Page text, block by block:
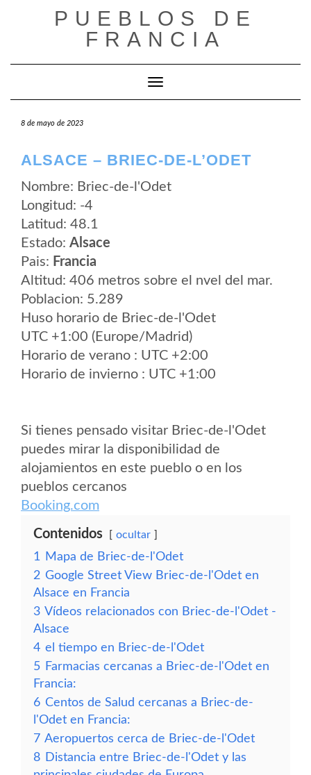
PUEBLOS DE
FRANCIA
Cambiar modo de navegación
8 de mayo de 2023
ALSACE – BRIEC-DE-L’ODET
Nombre: Briec-de-l'Odet
Longitud: -4
Latitud: 48.1
Estado: Alsace
Pais: Francia
Altitud: 406 metros sobre el nvel del mar.
Poblacion: 5.289
Huso horario de Briec-de-l'Odet
UTC +1:00 (Europe/Madrid)
Horario de verano : UTC +2:00
Horario de invierno : UTC +1:00
Si tienes pensado visitar Briec-de-l'Odet
puedes mirar la disponibilidad de
alojamientos en este pueblo o en los
pueblos cercanos
Booking.com
Contenidos ocultar
1
Mapa de Briec-de-l'Odet
2 Google Street View Briec-de-l'Odet en
Alsace en Francia
3 Vídeos relacionados con Briec-de-l'Odet -
Alsace
4 el tiempo en Briec-de-l'Odet
5 Farmacias cercanas a Briec-de-l'Odet en
Francia:
6 Centos de Salud cercanas a Briec-de-
l'Odet en Francia:
7 Aeropuertos cerca de Briec-de-l'Odet
8 Distancia entre Briec-de-l'Odet y las